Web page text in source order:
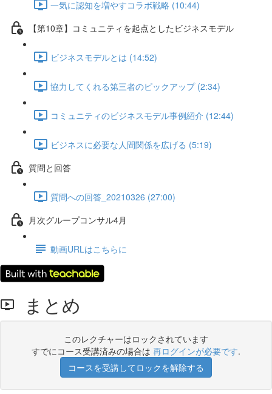
一気に認知を増やすコラボ戦略 (10:44)
【第10章】コミュニティを起点としたビジネスモデル
ビジネスモデルとは (14:52)
協力してくれる第三者のピックアップ (2:34)
コミュニティのビジネスモデル事例紹介 (12:44)
ビジネスに必要な人間関係を広げる (5:19)
質問と回答
質問への回答_20210326 (27:00)
月次グループコンサル4月
動画URLはこちらに
まとめ
このレクチャーはロックされています
すでにコース受講済みの場合は 再ログインが必要です.
コースを受講してロックを解除する